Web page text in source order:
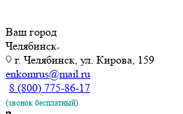
Ваш город
Челябинск
г. Челябинск, ул. Кирова, 159
enkomrus@mail.ru
8 (800) 775-86-17
(звонок бесплатный)